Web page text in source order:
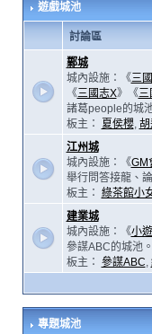
遊戲城池
討論區
鄴城
城內設施：《三
《三國志X》《三
諸葛people的城
板主：
夏侯櫻, 胡
江州城
城內設施：《GM
舉行問答接龍、
板主： 綠茶館小
建業城
城內設施：《小
參謀ABC的城池
板主： 參謀ABC,
專題城池